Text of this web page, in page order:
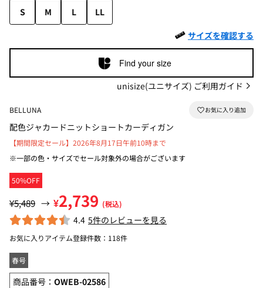
S M L
LL
サイズを確認する
Find your size
unisize(ユニサイズ) ご利用ガイド
BELLUNA
配色ジャカードニットショートカーディガン
50%OFF
【期間限定セール】2026年8月17日午前10時まで
※一部の色・サイズでセール対象外の場合がございます
¥5,489 → ¥2,739 (税込)
4.4 5件のレビューを見る
お気に入りアイテム登録件数： 118件
春号
商品番号： OWEB-02586